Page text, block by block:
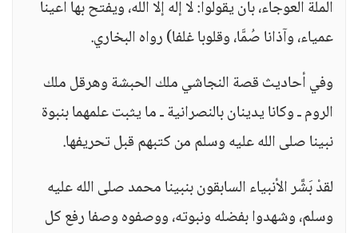
الملة العوجاء، بأن يقولوا: لا إله إلا الله، ويفتح بها أعينا
عمياء، وآذانا صُمَّا، وقلوبا غلفا) رواه البخاري.
وفي أحاديث قصة النجاشي ملك الحبشة وهرقل ملك
الروم ـ وكانا يدينان بالنصرانية ـ ما يثبت علمهما بنبوة
نبينا صلى الله عليه وسلم من كتبهم قبل تحريفها.
لقدْ بَشَّر الأنبياء السابقون بنبينا محمد صلى الله عليه
وسلم، وشهدوا بفضله ونبوته، ووصفوه وصفا رفع كل